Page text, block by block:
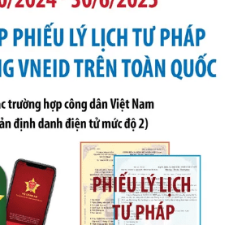
trong lĩnh vực kho bạc nhà nước
2026
NĐ-CP
2026/NĐ-CP của Chính phủ: Sửa
của Nghị định số 125/2020/NĐ-СР
2020 của Chính phủ quy định xử
về thuế, hóa đơn được sửa đổi, bổ
102/2021/NĐ-CP
QĐ-UBND
bố Danh mục thủ tục hành chính mới
đổi, bổ sung, bị bãi bỏ và phê duyệt